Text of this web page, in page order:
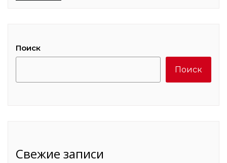
Поиск
Поиск
Свежие записи